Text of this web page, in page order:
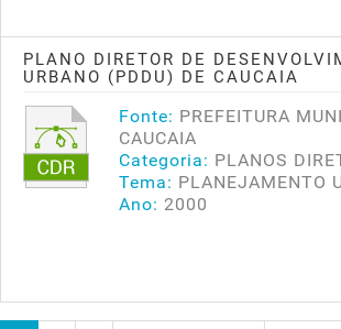
PLANO DIRETOR DE
URBANO (PDDU) DE CAUCAIA
Fonte: PREFEITURA
CAUCAIA
Categoria: PLANOS
Tema: PLANEJAMENTO
Ano: 2000